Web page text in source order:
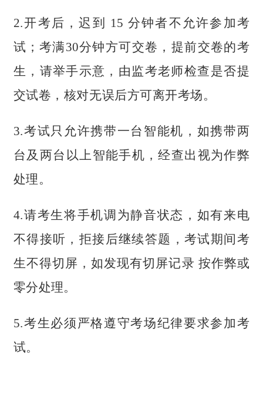
2.开考后，迟到 15 分钟者不允许参加考
试；考满30分钟方可交卷，提前交卷的考
生，请举手示意， 由监考老师检查是否提
交试卷，核对无误后方可离开考场。
3.考试只允许携带一台智能机，如携带两
台及两台以上 智能手机，经查出视为作弊
处理。
4.请考生将手机调为静音状态，如有来电
不得接听，拒接后继续答题，考试期间考
生不得切屏，如发现有切屏记录 按作弊或
零分处理。
5.考生必须严格遵守考场纪律要求参加考
试。